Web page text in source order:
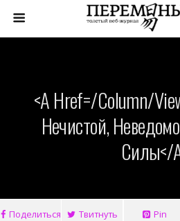
<a Href=/column/
Нечистой,
Силы</
Поделиться Твитнуть Pin